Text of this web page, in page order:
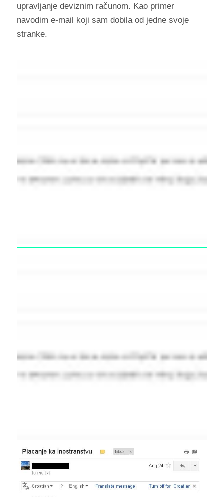
upravljanje deviznim računom. Kao primer
navodim e-mail koji sam dobila od jedne svoje
stranke.